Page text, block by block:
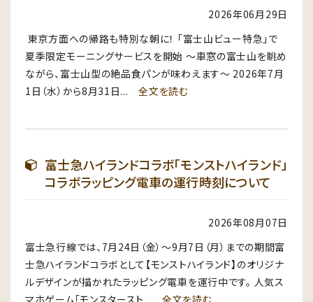
2026年06月29日
東京方面への帰路も特別な朝に！ 「富士山ビュー特急」で
夏季限定モーニングサービスを開始 〜車窓の富士山を眺め
ながら、富士山型の絶品食パンが味わえます〜 2026年7月
1日（水）から8月31日...全文を読む
富士急ハイランドコラボ「モンストハイランド」
コラボラッピング電車の運行時刻について
2026年08月07日
富士急行線では、7月24日（金）〜9月7日（月）までの期間富
士急ハイランドコラボとして【モンストハイランド】のオリジナ
ルデザインが描かれたラッピング電車を運行中です。 人気ス
マホゲーム「モンスタースト... 全文を読む